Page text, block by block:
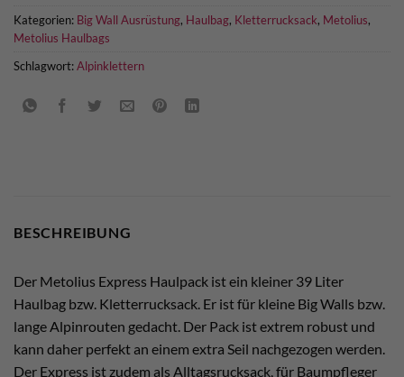
Kategorien: Big Wall Ausrüstung, Haulbag, Kletterrucksack, Metolius,
Metolius Haulbags
Schlagwort:Alpinklettern
BESCHREIBUNG
Der Metolius Express Haulpack ist ein kleiner 39 Liter
Haulbag bzw. Kletterrucksack. Er ist für kleine Big Walls bzw.
lange Alpinrouten gedacht. Der Pack ist extrem robust und
kann daher perfekt an einem extra Seil nachgezogen werden.
Der Express ist zudem als Alltagsrucksack, für Baumpfleger